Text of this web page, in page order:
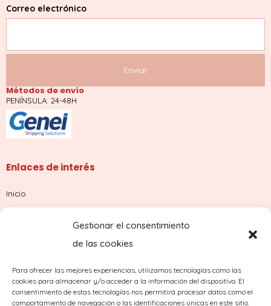
Gestionar el consentimiento
de las cookies
Para ofrecer las mejores experiencias, utilizamos tecnologías como las
cookies para almacenar y/o acceder a la información del dispositivo. El
consentimiento de estas tecnologías nos permitirá procesar datos como el
comportamiento de navegación o las identificaciones únicas en este sitio.
Correo electrónico
Métodos de envío
PENÍNSULA: 24-48H
Enlaces de interés
Inicio
¿Dudas con tu pedido?